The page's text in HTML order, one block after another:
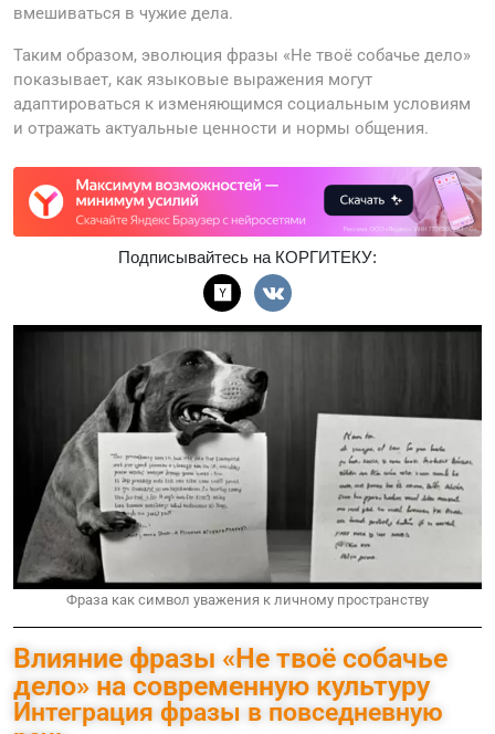
вмешиваться в чужие дела.
Таким образом, эволюция фразы «Не твоё собачье дело»
показывает, как языковые выражения могут
адаптироваться к изменяющимся социальным условиям
и отражать актуальные ценности и нормы общения.
Подписывайтесь на КОРГИТЕКУ:
Фраза как символ уважения к личному пространству
Влияние фразы «Не твоё собачье
дело» на современную культуру
Интеграция фразы в повседневную